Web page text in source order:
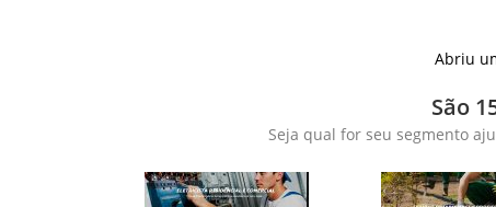
Abriu
São
Seja qual for seu segmento